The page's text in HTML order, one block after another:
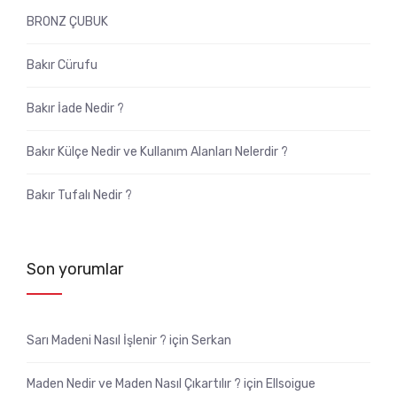
BRONZ ÇUBUK
Bakır Cürufu
Bakır İade Nedir ?
Bakır Külçe Nedir ve Kullanım Alanları Nelerdir ?
Bakır Tufalı Nedir ?
Son yorumlar
Sarı Madeni Nasıl İşlenir ? için Serkan
Maden Nedir ve Maden Nasıl Çıkartılır ? için Ellsoigue